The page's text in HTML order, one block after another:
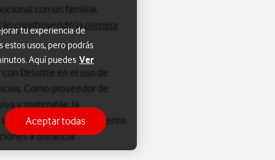
con un familiar.
construyendo
la primera
con Deloitte en el uso de
Como proveedor de
y sostenible, la
pacientes en el momento
a distancia”.
tu experiencia de
estos usos, pero podrás
Aquí puedes Ver
Aceptar todas